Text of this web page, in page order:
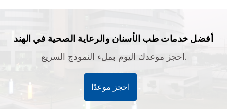
أفضل خدمات طب الأسنان والرعاية الصحية في الهند
احجز موعدك اليوم بملء النموذج السريع.
احجز موعدًا